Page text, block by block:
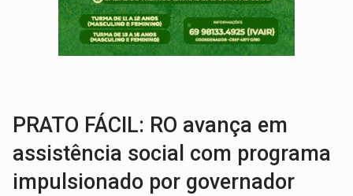
ARTIGO:Reter até 50% no distrato imobiliário é legal, mas não pode
DO HOSPITAL AO CAMPO:Veja as mais de 200 ações de Marcos
PRATO FÁCIL: RO avança em
assistência social com programa
impulsionado por governador